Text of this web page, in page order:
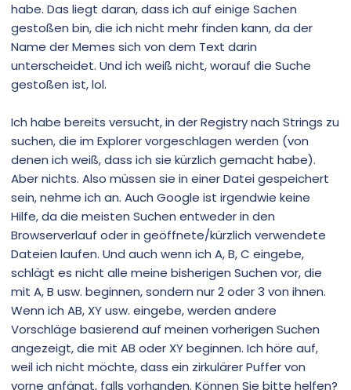
habe. Das liegt daran, dass ich auf einige Sachen
gestoßen bin, die ich nicht mehr finden kann, da der
Name der Memes sich von dem Text darin
unterscheidet. Und ich weiß nicht, worauf die Suche
gestoßen ist, lol.
Ich habe bereits versucht, in der Registry nach Strings zu
suchen, die im Explorer vorgeschlagen werden (von
denen ich weiß, dass ich sie kürzlich gemacht habe).
Aber nichts. Also müssen sie in einer Datei gespeichert
sein, nehme ich an. Auch Google ist irgendwie keine
Hilfe, da die meisten Suchen entweder in den
Browserverlauf oder in geöffnete/kürzlich verwendete
Dateien laufen. Und auch wenn ich A, B, C eingebe,
schlägt es nicht alle meine bisherigen Suchen vor, die
mit A, B usw. beginnen, sondern nur 2 oder 3 von ihnen.
Wenn ich AB, XY usw. eingebe, werden andere
Vorschläge basierend auf meinen vorherigen Suchen
angezeigt, die mit AB oder XY beginnen. Ich höre auf,
weil ich nicht möchte, dass ein zirkulärer Puffer von
vorne anfängt, falls vorhanden. Können Sie bitte helfen?